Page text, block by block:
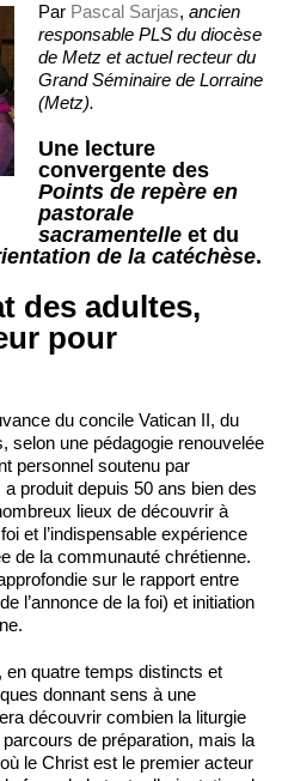
Par Pascal Sarjas, ancien
responsable PLS du diocèse
de Metz et actuel recteur du
Grand Séminaire de Lorraine
(Metz).
Une lecture
convergente des
Points de repère en
pastorale
sacramentelle et du
de la catéchèse.
des adultes,
pour
du concile Vatican II, du
selon une pédagogie renouvelée
personnel soutenu par
a produit depuis 50 ans bien des
lieux de découvrir à
et l’indispensable expérience
de la communauté chrétienne.
sur le rapport entre
l’annonce de la foi) et initiation
quatre temps distincts et
donnant sens à une
découvrir combien la liturgie
parcours de préparation, mais la
le Christ est le premier acteur